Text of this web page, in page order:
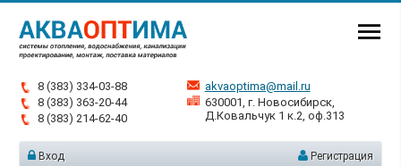
8 (383) 334-03-88
8 (383) 363-20-44
8 (383) 214-62-40
akvaoptima@mail.ru
630001, г. Новосибирск,
Д.Ковальчук 1 к.2, оф.313
Вход Регистрация